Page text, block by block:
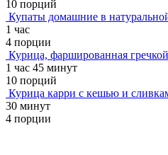
10 порций
Купаты домашние в
1 час
4 порции
Курица, фаршированная
1 час 45 минут
10 порций
Курица карри с кешью и
30 минут
4 порции